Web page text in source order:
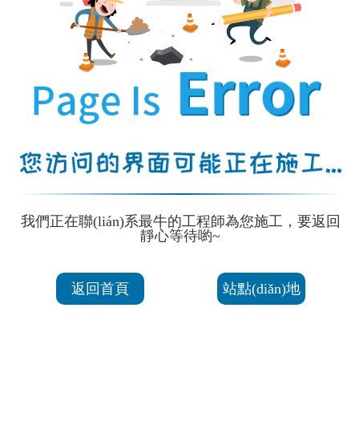
我們正在聯(lián)系最牛的工程師為您施工，要返回
靜心等待喲~
返回首頁
站點(diǎn)地